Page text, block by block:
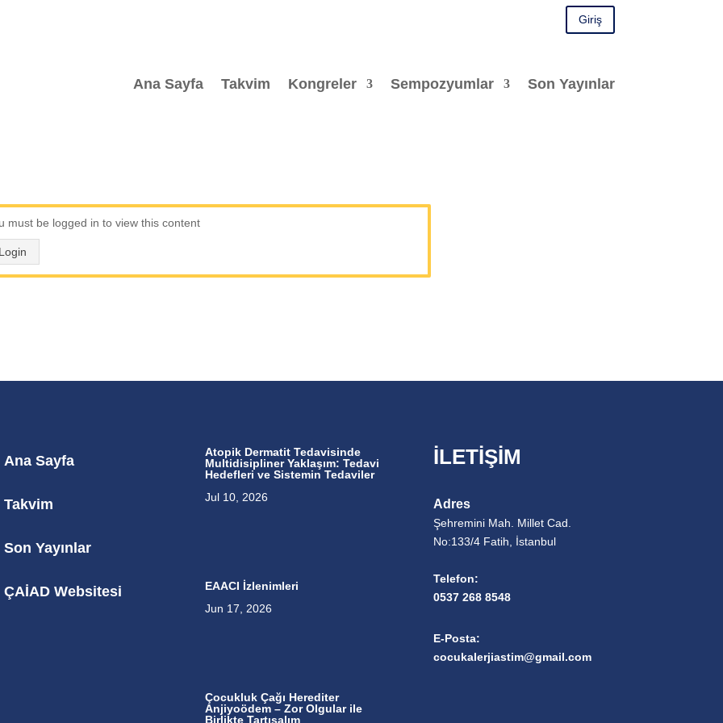
Giriş
Ana Sayfa Takvim Kongreler Sempozyumlar Son Yayınlar
must be logged in to view this content
Ana Sayfa
Takvim
Son Yayınlar
ÇAİAD Websitesi
Atopik Dermatit Tedavisinde
Multidisipliner Yaklaşım: Tedavi
Hedefleri ve Sistemin Tedaviler
Jul 10, 2026
EAACI İzlenimleri
Jun 17, 2026
Çocukluk Çağı Herediter
Anjiyoödem – Zor Olgular ile
Birlikte Tartışalım
İLETİŞİM
Adres
Şehremini Mah. Millet Cad.
No:133/4 Fatih, İstanbul
Telefon:
0537 268 8548
E-Posta:
cocukalerjiastim@gmail.com